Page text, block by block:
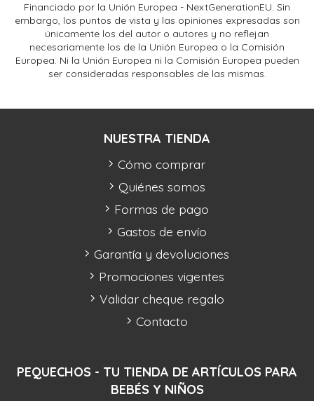
Financiado por la Unión Europea - NextGenerationEU. Sin
embargo, los puntos de vista y las opiniones expresadas son
únicamente los del autor o autores y no reflejan
necesariamente los de la Unión Europea o la Comisión
Europea. Ni la Unión Europea ni la Comisión Europea pueden
ser consideradas responsables de las mismas.
PEQUECHOS - TU TIENDA DE ARTÍCULOS PARA
BEBÉS Y NIÑOS
NUESTRA TIENDA
Cómo comprar
Quiénes somos
Formas de pago
Gastos de envío
Garantía y devoluciones
Promociones vigentes
Validar cheque regalo
Contacto